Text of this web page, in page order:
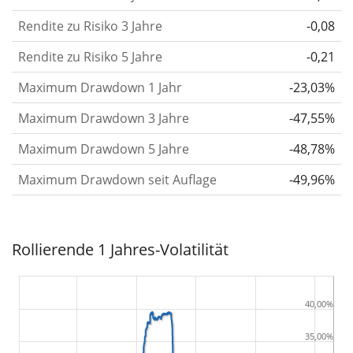
findest du in unserem Artikel:
Risikomaß.
Rendite pro Risikofür Zeiträume von 1, 3 und 5
Jahren. Diese Kennzahl ist definiert als die
annualisierte (d. h. auf einen Einjahreszeitraum
umgerechnete) historische Rendite geteilt durch die
historische annualisierte Volatilität.Rendite pro
Risiko setzt die historische Rendite eines
das Ausmaß der Kursschwankungen, die man in
Kauf nehmen musste, um von der Rendite des
Wertpapiers zu profitieren. Wir berechnen diese
Kennzahl für Zeiträume von 1, 3 und 5 Jahren, um
die Entwicklung im Laufe der Zeit darzustellen.
Rendite zu Risiko 3 Jahre
-0,08
Rendite zu Risiko 5 Jahre
-0,21
Maximum Drawdown 1 Jahr
-23,03%
Maximum Drawdown 3 Jahre
-47,55%
Maximum Drawdown 5 Jahre
-48,78%
Maximum Drawdown seit Auflage
-49,96%
Rollierende 1 Jahres-Volatilität
35,00%
40,00%